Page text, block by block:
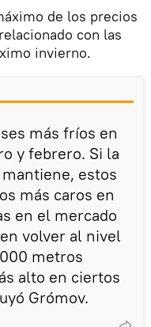
de los precios
con las
invierno.
más fríos en
y febrero. Si la
estos
más caros en
en el mercado
volver al nivel
metros
alto en ciertos
Grómov.